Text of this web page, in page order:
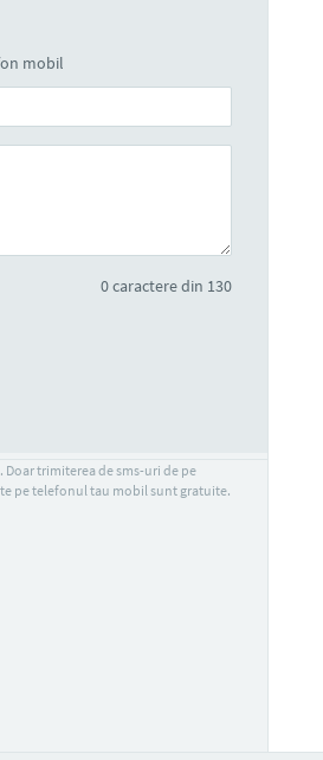
mobil
0caractere din 130
trimiterea de sms-uri de pe
pe telefonul tau mobil sunt gratuite.